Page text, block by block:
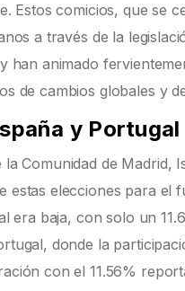
Estos comicios, que se
a través de la
han animado
de cambios globales y
y Portugal
la Comunidad de
estas elecciones para el
era baja, con solo un
donde la
con el 11.56%